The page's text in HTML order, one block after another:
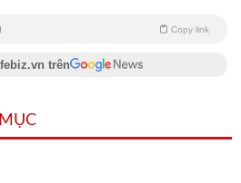
Copy link
trên